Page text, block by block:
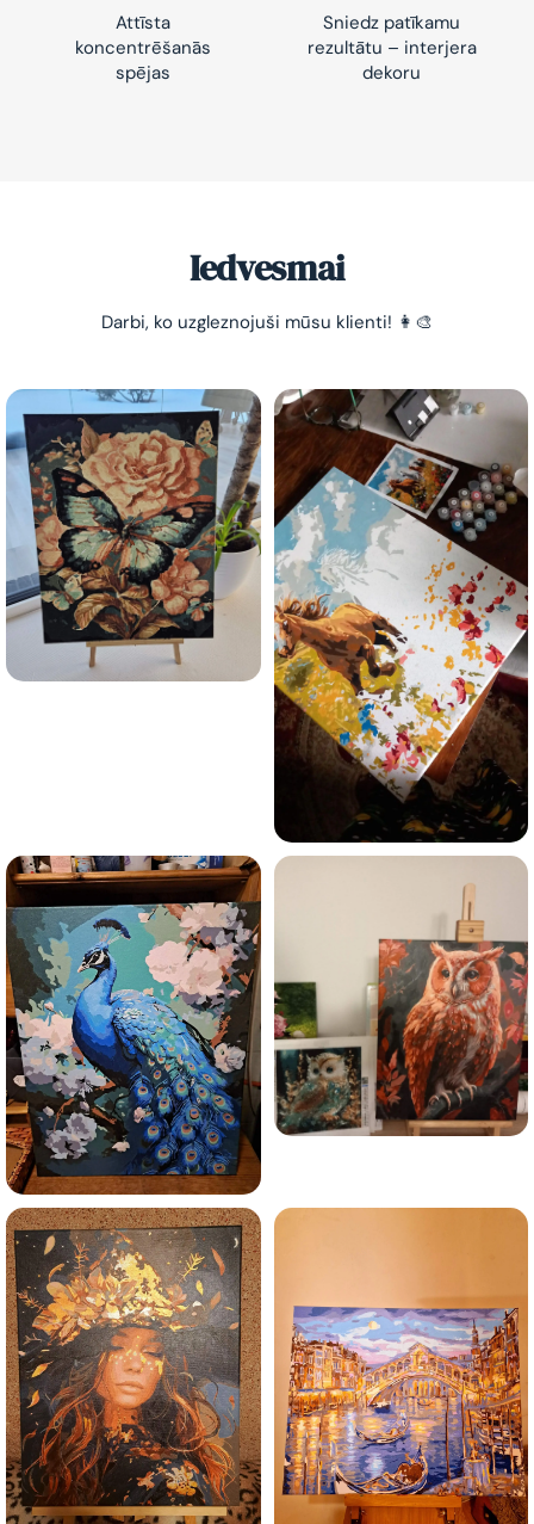
Attīsta
koncentrēšanās
spējas
Sniedz patīkamu
rezultātu – interjera
dekoru
Iedvesmai
Darbi, ko uzgleznojuši mūsu klienti! 👩‍🎨